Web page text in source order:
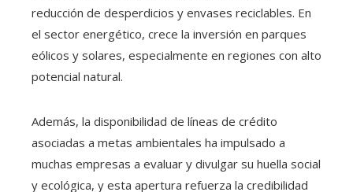
reducción de desperdicios y envases reciclables. En
el sector energético, crece la inversión en parques
eólicos y solares, especialmente en regiones con alto
potencial natural.
Además, la disponibilidad de líneas de crédito
asociadas a metas ambientales ha impulsado a
muchas empresas a evaluar y divulgar su huella social
y ecológica, y esta apertura refuerza la credibilidad